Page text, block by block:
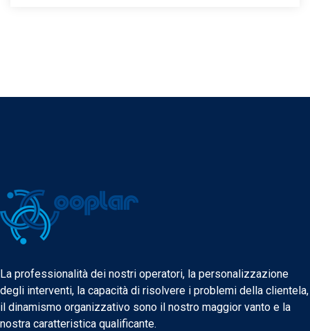
La professionalità dei nostri operatori, la personalizzazione
degli interventi, la capacità di risolvere i problemi della clientela,
il dinamismo organizzativo sono il nostro maggior vanto e la
nostra caratteristica qualificante.